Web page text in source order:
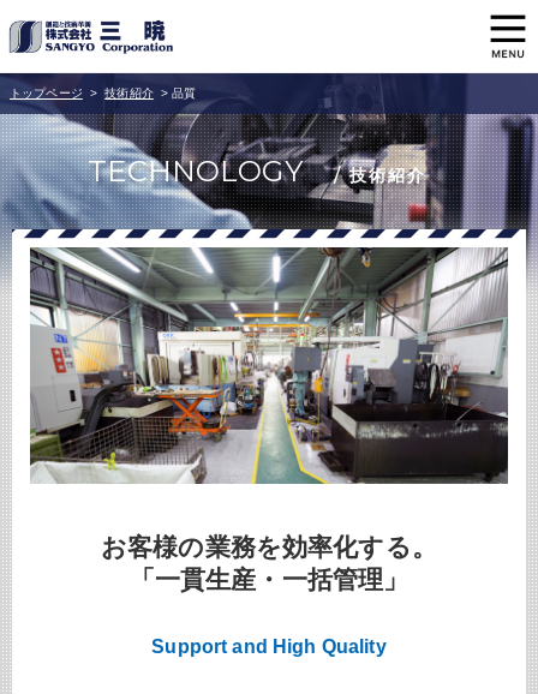
トップページ > 技術紹介 >品質
TECHNOLOGY / 技術紹介
お客様の業務を効率化する。
「一貫生産・一括管理」
Support and High Quality